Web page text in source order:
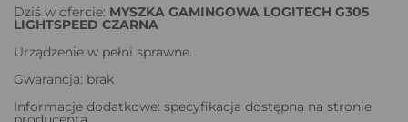
Dziś w ofercie: MYSZKA GAMINGOWA LOGITECH G305
LIGHTSPEED CZARNA
Urządzenie w pełni sprawne.
Gwarancja: brak
Informacje dodatkowe: specyfikacja dostępna na stronie